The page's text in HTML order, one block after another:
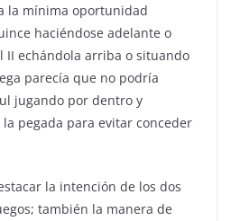
la mínima oportunidad
haciéndose adelante o
II echándola arriba o situando
parecía que no podría
jugando por dentro y
pegada para evitar conceder
la intención de los dos
también la manera de